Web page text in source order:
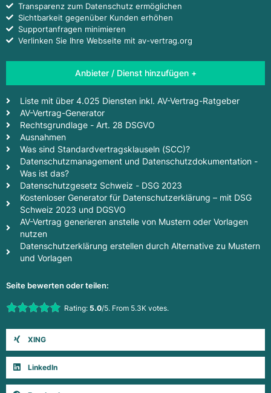
Transparenz zum Datenschutz ermöglichen
Sichtbarkeit gegenüber Kunden erhöhen
Supportanfragen minimieren
Verlinken Sie Ihre Webseite mit av-vertrag.org
Anbieter / Dienst hinzufügen +
Liste mit über 4.025 Diensten inkl. AV-Vertrag-Ratgeber
AV-Vertrag-Generator
Rechtsgrundlage - Art. 28 DSGVO
Ausnahmen
Was sind Standardvertragsklauseln (SCC)?
Datenschutzmanagement und Datenschutzdokumentation -
Was ist das?
Datenschutzgesetz Schweiz - DSG 2023
Kostenloser Generator für Datenschutzerklärung – mit DSG
Schweiz 2023 und DGSVO
AV-Vertrag generieren anstelle von Mustern oder Vorlagen
nutzen
Datenschutzerklärung erstellen durch Alternative zu Mustern
und Vorlagen
Seite bewerten oder teilen:
Rate this item:Rating: 5.0/5. From 5.3K votes.
XING
LinkedIn